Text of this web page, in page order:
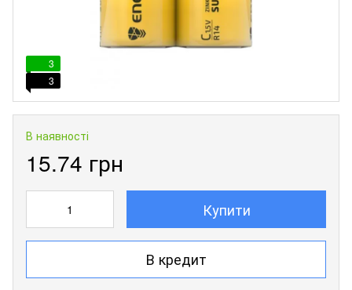
3
3
В наявності
15.74 грн
Купити
В кредит